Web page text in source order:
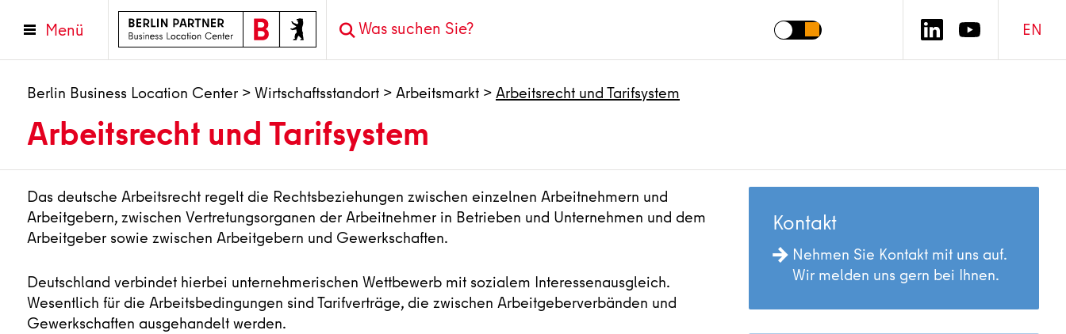
Menü EN
Berlin Business Location Center > Wirtschaftsstandort > Arbeitsmarkt > Arbeitsrecht und Tarifsystem
Arbeitsrecht und Tarifsystem
Das deutsche Arbeitsrecht regelt die Rechtsbeziehungen zwischen einzelnen Arbeitnehmern und
Arbeitgebern, zwischen Vertretungsorganen der Arbeitnehmer in Betrieben und Unternehmen und dem
Arbeitgeber sowie zwischen Arbeitgebern und Gewerkschaften.
Deutschland verbindet hierbei unternehmerischen Wettbewerb mit sozialem Interessenausgleich.
Wesentlich für die Arbeitsbedingungen sind Tarifverträge, die zwischen Arbeitgeberverbänden und
Gewerkschaften ausgehandelt werden.
Kontakt
Nehmen Sie Kontakt mit uns auf.
Wir melden uns gern bei Ihnen.